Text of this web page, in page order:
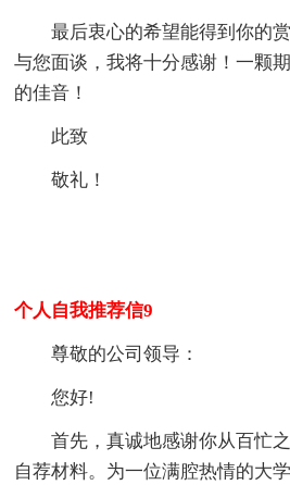
最后衷心的希望能得到你的
与您面谈，我将十分感谢！一颗
的佳音！
此致
敬礼！
个人自我推荐信9
尊敬的公司领导：
您好!
首先，真诚地感谢你从百忙
自荐材料。为一位满腔热情的大